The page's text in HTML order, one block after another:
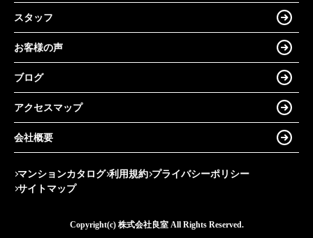
スタッフ
お客様の声
ブログ
アクセスマップ
会社概要
マンションカタログ 利用規約 プライバシーポリシー
サイトマップ
Copyright(c) 株式会社良室 All Rights Reserved.